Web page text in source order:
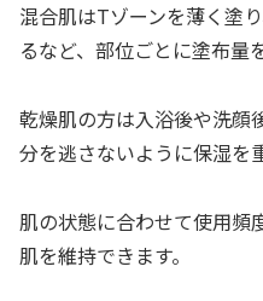
混合肌はTゾーンを薄く塗
るなど、部位ごとに塗布量
乾燥肌の方は入浴後や洗顔
分を逃さないように保湿を
肌の状態に合わせて使用頻
肌を維持できます。